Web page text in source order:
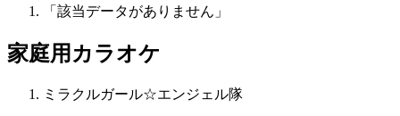
「該当データがありません」
家庭用カラオケ
ミラクルガール☆エンジェル隊